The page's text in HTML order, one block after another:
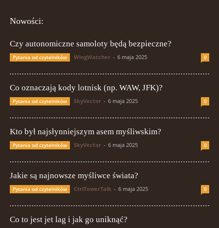
Nowości:
Czy autonomiczne samoloty będą bezpieczne?
Pytania od czytelników WingWatcher - 6 maja 2025 0
Co oznaczają kody lotnisk (np. WAW, JFK)?
Pytania od czytelników SkyVector - 6 maja 2025 0
Kto był najsłynniejszym asem myśliwskim?
Pytania od czytelników SkyVector - 6 maja 2025 0
Jakie są najnowsze myśliwce świata?
Pytania od czytelników CtrlTowerTalk - 6 maja 2025 0
Co to jest jet lag i jak go uniknąć?